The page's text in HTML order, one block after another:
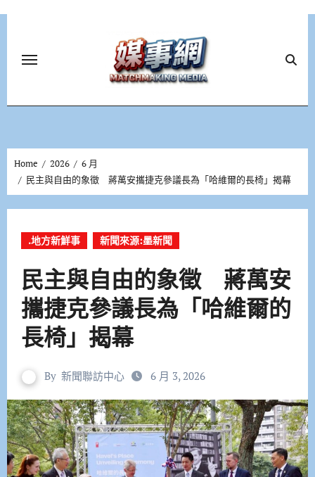
Home 2026
6 月
民主與自由的象徵 蔣萬安攜捷克參議長為「哈維爾的長椅」揭幕
.地方新鮮事 新聞來源:墨新聞
民主與自由的象徵 蔣萬安
攜捷克參議長為「哈維爾的
長椅」揭幕
By 新聞聯訪中心 6 月 3, 2026